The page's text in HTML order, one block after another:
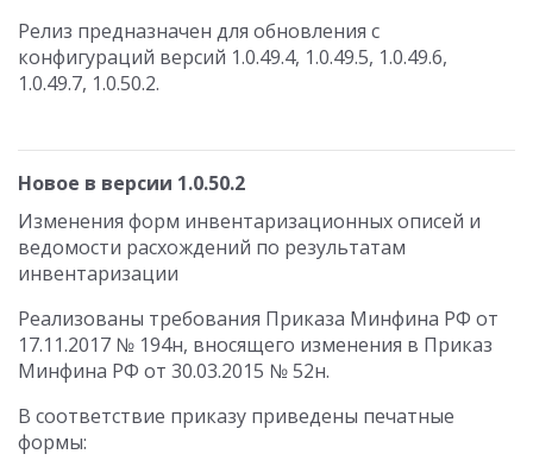
Релиз предназначен для обновления с
конфигураций версий 1.0.49.4, 1.0.49.5, 1.0.49.6,
1.0.49.7, 1.0.50.2.
Новое в версии 1.0.50.2
Изменения форм инвентаризационных описей и
ведомости расхождений по результатам
инвентаризации
Реализованы требования Приказа Минфина РФ от
17.11.2017 № 194н, вносящего изменения в Приказ
Минфина РФ от 30.03.2015 № 52н.
В соответствие приказу приведены печатные
формы: